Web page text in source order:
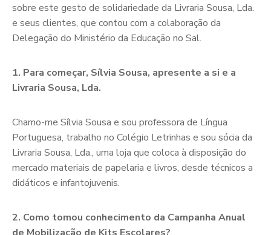
sobre este gesto de solidariedade da Livraria Sousa, Lda.
e seus clientes, que contou com a colaboração da
Delegação do Ministério da Educação no Sal.
1. Para começar, Sílvia Sousa, apresente a si e a
Livraria Sousa, Lda.
Chamo-me Sílvia Sousa e sou professora de Língua
Portuguesa, trabalho no Colégio Letrinhas e sou sócia da
Livraria Sousa, Lda., uma loja que coloca à disposição do
mercado materiais de papelaria e livros, desde técnicos a
didáticos e infantojuvenis.
2. Como tomou conhecimento da Campanha Anual
de Mobilização de Kits Escolares?